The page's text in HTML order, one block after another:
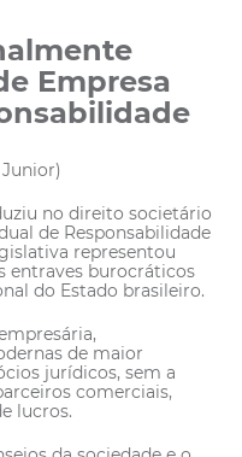
Empresa
no direito societário
de Responsabilidade
representou
entraves burocráticos
do Estado brasileiro.
de maior
jurídicos, sem a
comerciais,
lucros.